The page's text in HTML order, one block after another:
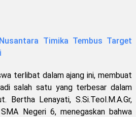
Timika Tembus Target
terlibat dalam ajang ini, membuat
salah satu yang terbesar dalam
Bertha Lenayati, S.Si.Teol.M.A.Gr,
Negeri 6, menegaskan bahwa